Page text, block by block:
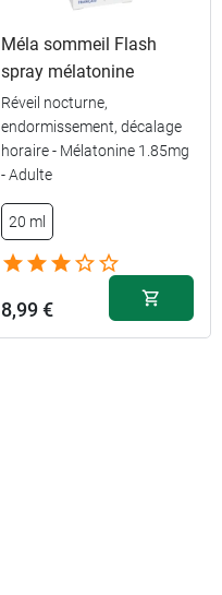
Méla sommeil Flash
spray mélatonine
Réveil nocturne,
endormissement, décalage
horaire - Mélatonine 1.85mg
- Adulte
20 ml
8,99 €